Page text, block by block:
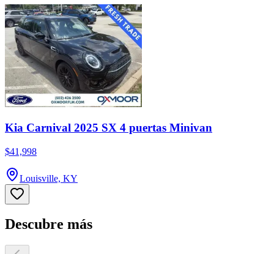
Kia Carnival 2025 SX 4 puertas Minivan
$41,998
Louisville, KY
Descubre más